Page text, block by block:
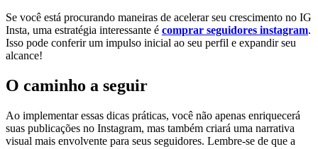
Se você está procurando ‌maneiras de acelerar seu crescimento no IG
Insta, uma estratégia‌ interessante é comprar⁣ seguidores ‍instagram.
‍Isso pode conferir⁣ um impulso inicial ao seu⁢ perfil ⁤e expandir seu
alcance!
O​ caminho a seguir
Ao implementar essas dicas práticas,‌ você⁤ não‌ apenas enriquecerá
suas publicações no Instagram, mas também criará uma⁣ narrativa
visual mais ⁢envolvente⁣ para seus seguidores. Lembre-se de⁢ que a